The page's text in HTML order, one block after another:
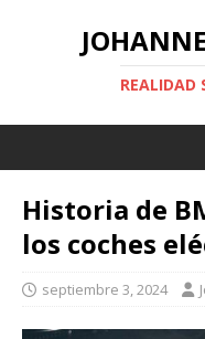
REALIDAD
Historia de
los coches
septiembre 3, 2024